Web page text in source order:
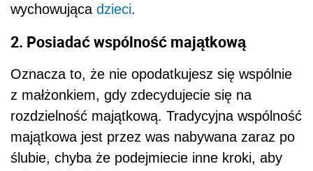
wychowująca dzieci.
2. Posiadać wspólność majątkową
Oznacza to, że nie opodatkujesz się wspólnie
z małżonkiem, gdy zdecydujecie się na
rozdzielność majątkową. Tradycyjna wspólność
majątkowa jest przez was nabywana zaraz po
ślubie, chyba że podejmiecie inne kroki, aby